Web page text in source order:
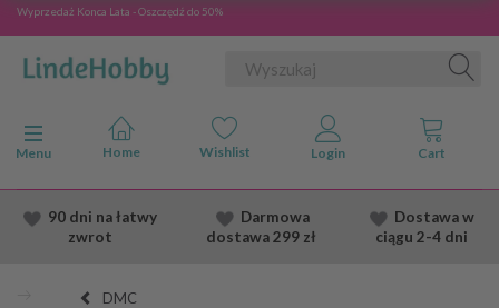
Wyprzedaż Konca Lata - Oszczędź do 50%
Przełącz nawigację
Menu
90 dni na łatwy
zwrot
Darmowa
dostawa299 zł
Dostawaw
ciągu 2-4 dni
DMC